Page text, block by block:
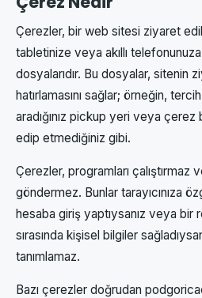
Çerezler, bir web sitesi ziyaret
tabletinize veya akıllı
dosyalarıdır. Bu dosyalar, sitenin
hatırlamasını sağlar; örneğin,
aradığınız pickup yeri veya
edip etmediğiniz gibi.
Çerezler, programları çalıştırmaz
göndermez. Bunlar tarayıcınıza
hesaba giriş yaptıysanız veya bir
sırasında kişisel bilgiler
tanımlamaz.
Bazı çerezler doğrudan